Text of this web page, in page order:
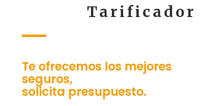
Tarificador
Te ofrecemos los mejores
seguros,
solicita presupuesto.